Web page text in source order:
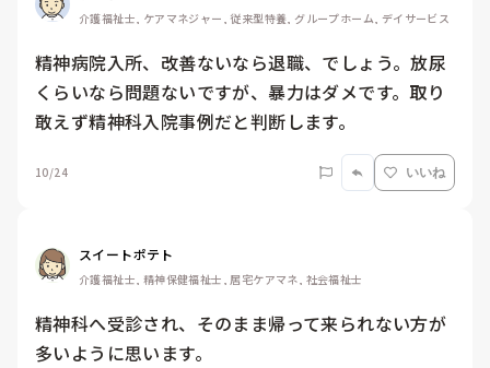
介護福祉士, ケアマネジャー, 従来型特養, グループホーム, デイサービス
精神病院入所、改善ないなら退職、でしょう。放尿
くらいなら問題ないですが、暴力はダメです。取り
敢えず精神科入院事例だと判断します。
10/24 いいね
スイートポテト
介護福祉士, 精神保健福祉士, 居宅ケアマネ, 社会福祉士
精神科へ受診され、そのまま帰って来られない方が
多いように思います。